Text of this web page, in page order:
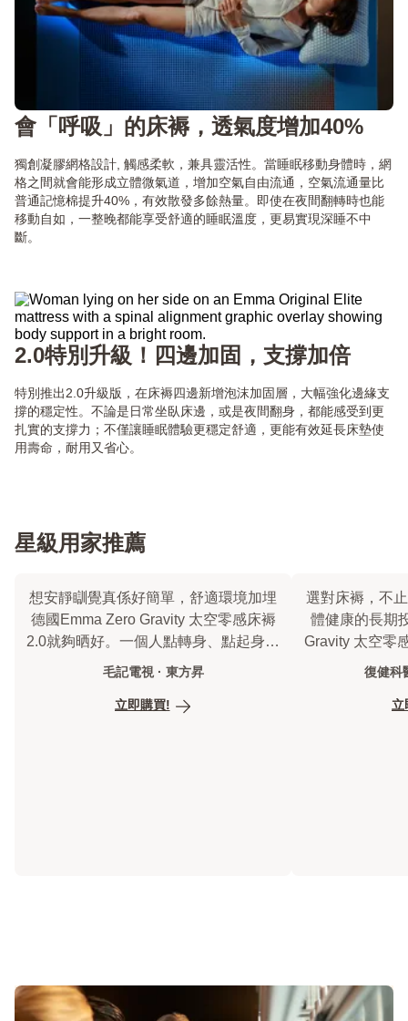
會「呼吸」的床褥，透氣度增加40%
獨創凝膠網格設計, 觸感柔軟，兼具靈活性。當睡眠移動身體時，網
格之間就會能形成立體微氣道，增加空氣自由流通，空氣流通量比
普通記憶棉提升40%，有效散發多餘熱量。即使在夜間翻轉時也能
移動自如，一整晚都能享受舒適的睡眠溫度，更易實現深睡不中
斷。
2.0特別升級！四邊加固，支撐加倍
特別推出2.0升級版，在床褥四邊新增泡沫加固層，大幅強化邊緣支
撐的穩定性。不論是日常坐臥床邊，或是夜間翻身，都能感受到更
扎實的支撐力；不僅讓睡眠體驗更穩定舒適，更能有效延長床墊使
用壽命，耐用又省心。
星級用家推薦
想安靜瞓覺真係好簡單，舒適環境加埋
德國Emma Zero Gravity 太空零感床褥
2.0就夠晒好。一個人點轉身、點起身，
都安靜唔打擾，成晚瞓得好穩陣
毛記電視 · 東方昇
立即購買!
選對床褥，不
體健康的長期
Gravity 太空零
設計，守
復健科
立